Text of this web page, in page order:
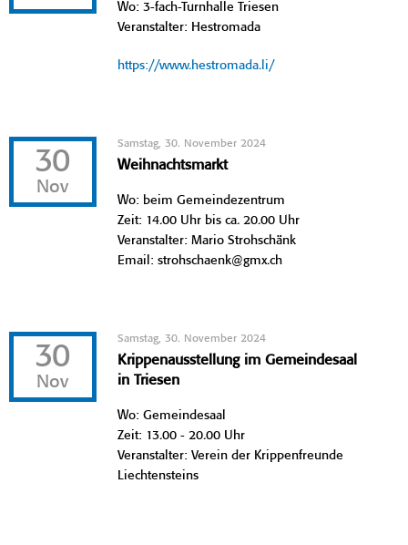
Wo: 3-fach-Turnhalle Triesen
Veranstalter: Hestromada
https://www.hestromada.li/
30
Nov
Samstag, 30. November 2024
Weihnachtsmarkt
Wo: beim Gemeindezentrum
Zeit: 14.00 Uhr bis ca. 20.00 Uhr
Veranstalter: Mario Strohschänk
Email: strohschaenk@gmx.ch
30
Nov
Samstag, 30. November 2024
Krippenausstellung im Gemeindesaal
in Triesen
Wo: Gemeindesaal
Zeit: 13.00 - 20.00 Uhr
Veranstalter: Verein der Krippenfreunde
Liechtensteins